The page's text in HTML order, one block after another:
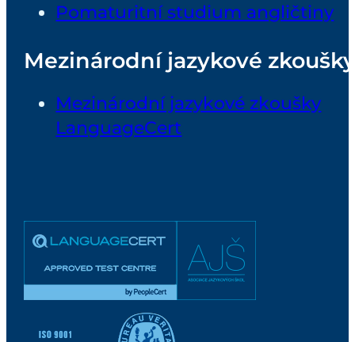
Pomaturitní studium angličtiny
Mezinárodní jazykové
Mezinárodní jazykové zkoušky
LanguageCert